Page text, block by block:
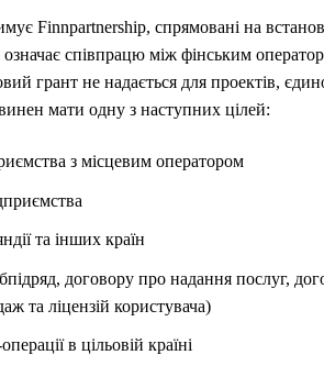
Finnpartnership, спрямовані на
означає співпрацю між фінським
грант не надається для проектів,
мати одну з наступних цілей:
з місцевим оператором
та інших країн
договору про надання послуг,
та ліцензій користувача)
в цільовій країні